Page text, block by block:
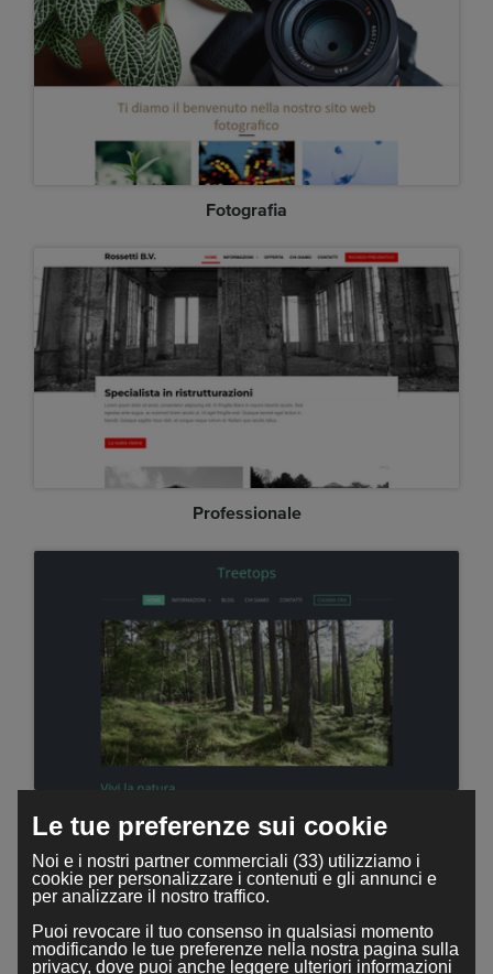
Fotografia
Professionale
Le tue preferenze sui cookie
Noi e i nostri partner commerciali (33) utilizziamo i
cookie per personalizzare i contenuti e gli annunci e
per analizzare il nostro traffico.
Puoi revocare il tuo consenso in qualsiasi momento
modificando le tue preferenze nella nostra pagina sulla
privacy, dove puoi anche leggere ulteriori informazioni